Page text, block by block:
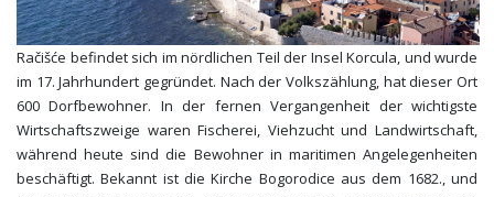
Račišće befindet sich im nördlichen Teil der Insel Korcula, und wurde
im 17. Jahrhundert gegründet. Nach der Volkszählung, hat dieser Ort
600 Dorfbewohner. In der fernen Vergangenheit der wichtigste
Wirtschaftszweige waren Fischerei, Viehzucht und Landwirtschaft,
während heute sind die Bewohner in maritimen Angelegenheiten
beschäftigt. Bekannt ist die Kirche Bogorodice aus dem 1682., und